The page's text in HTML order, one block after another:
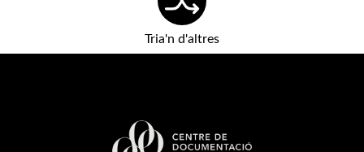
Tria'n d'altres